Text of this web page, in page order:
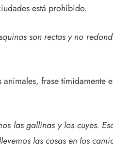
está prohibido.
son rectas y no
frase
las gallinas y los cuyes.
las cosas en los